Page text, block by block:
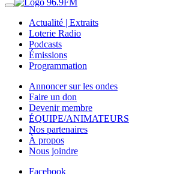
Actualité | Extraits
Loterie Radio
Podcasts
Émissions
Programmation
Annoncer sur les ondes
Faire un don
Devenir membre
ÉQUIPE/ANIMATEURS
Nos partenaires
À propos
Nous joindre
Facebook